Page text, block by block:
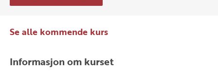
Se alle kommende kurs
Informasjon om kurset